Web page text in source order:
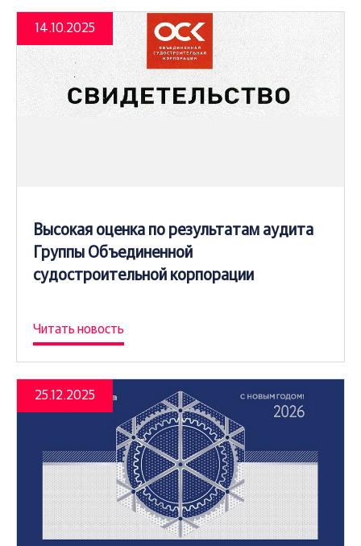
14.10.2025
Высокая оценка по результатам аудита
Группы Объединенной
судостроительной корпорации
Читать новость
25.12.2025